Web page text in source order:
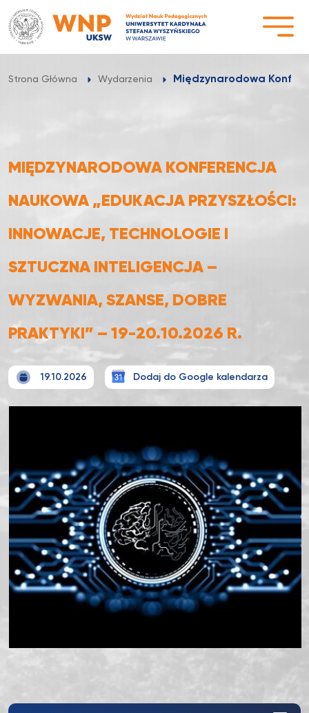
Przejdź
do
treści
Strona Główna Wydarzenia Międzynarodowa
MIĘDZYNARODOWA KONFERENCJA
NAUKOWA „EDUKACJA PRZYSZŁOŚCI:
INNOWACJE, TECHNOLOGIE I
SZTUCZNA INTELIGENCJA –
WYZWANIA, SZANSE, DOBRE
PRAKTYKI” – 19-20.10.2026 R.
19.10.2026 Dodaj do Google kalendarza